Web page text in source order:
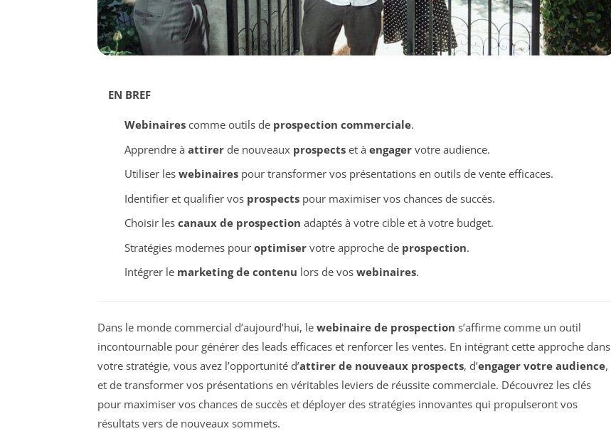
EN BREF
Webinairescomme outils de prospection commerciale.
Apprendre à attirerde nouveaux prospectset à engagervotre audience.
Utiliser les webinairespour transformer vos présentations en outils de vente efficaces.
Identifier et qualifier vos prospectspour maximiser vos chances de succès.
Choisir les canaux de prospection adaptés à votre cible et à votre budget.
Stratégies modernes pour optimiservotre approche de prospection.
Intégrer le marketing de contenu lors de vos webinaires.
Dans le monde commercial d’aujourd’hui, le webinaire de prospection s’affirme comme un outil
incontournable pour générer des leads efficaces et renforcer les ventes. En intégrant cette approche dans
votre stratégie, vous avez l’opportunité d’attirer de nouveaux prospects, d’engager votre audience,
et de transformer vos présentations en véritables leviers de réussite commerciale. Découvrez les clés
pour maximiser vos chances de succès et déployer des stratégies innovantes qui propulseront vos
résultats vers de nouveaux sommets.